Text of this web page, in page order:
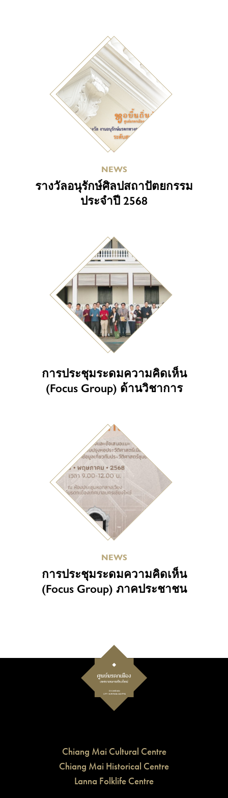
NEWS
รางวัลอนุรักษ์ศิลปสถาปัตยกรรม
ประจำปี 2568
การประชุมระดมความคิดเห็น
(Focus Group) ด้านวิชาการ
NEWS
การประชุมระดมความคิดเห็น
(Focus Group) ภาคประชาชน
Chiang Mai Cultural Centre
Chiang Mai Historical Centre
Lanna Folklife Centre